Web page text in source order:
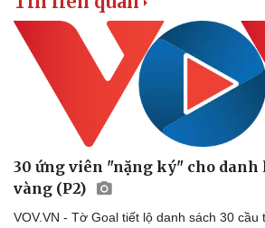
Doanh nghiệp
Thông tin doanh nghiệp
Doanh nghiệp 24h
Doanh nhân
Vì cộng đồng
Công
Sành
Tin
Trải
30 ứng viên "nặng ký" cho danh
vàng (P2)
VOV.VN - Tờ Goal tiết lộ danh sách 30 cầu